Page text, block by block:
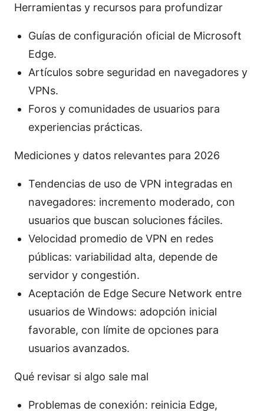
Herramientas y recursos para profundizar
Guías de configuración oficial de Microsoft
Edge.
Artículos sobre seguridad en navegadores y
VPNs.
Foros y comunidades de usuarios para
experiencias prácticas.
Mediciones y datos relevantes para 2026
Tendencias de uso de VPN integradas en
navegadores: incremento moderado, con
usuarios que buscan soluciones fáciles.
Velocidad promedio de VPN en redes
públicas: variabilidad alta, depende de
servidor y congestión.
Aceptación de Edge Secure Network entre
usuarios de Windows: adopción inicial
favorable, con límite de opciones para
usuarios avanzados.
Qué revisar si algo sale mal
Problemas de conexión: reinicia Edge,